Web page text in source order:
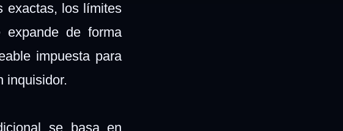
exactas, los límites
de forma
impuesta para
inquisidor.
se basa en